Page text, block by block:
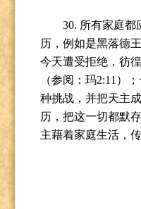
30. 所有家庭都
历，例如是黑落德
今天遭受拒绝，彷
（参阅：玛2:11 ）
种挑战，并把天主
历，把这一切都默
主藉着家庭生活，